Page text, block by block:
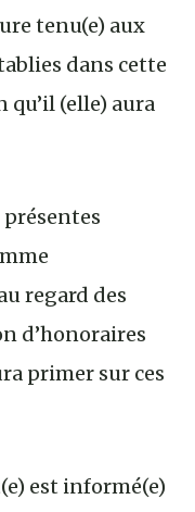
tenu(e) aux
dans cette
(elle) aura
présentes
regard des
d’honoraires
primer sur ces
est informé(e)